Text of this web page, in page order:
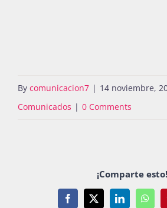
By comunicacion7 | 14 noviembre,
Comunicados | 0 Comments
¡Comparte esto!
Facebook
X LinkedIn